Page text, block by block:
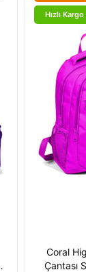
Coral
Çantası
Hızlı Kargo